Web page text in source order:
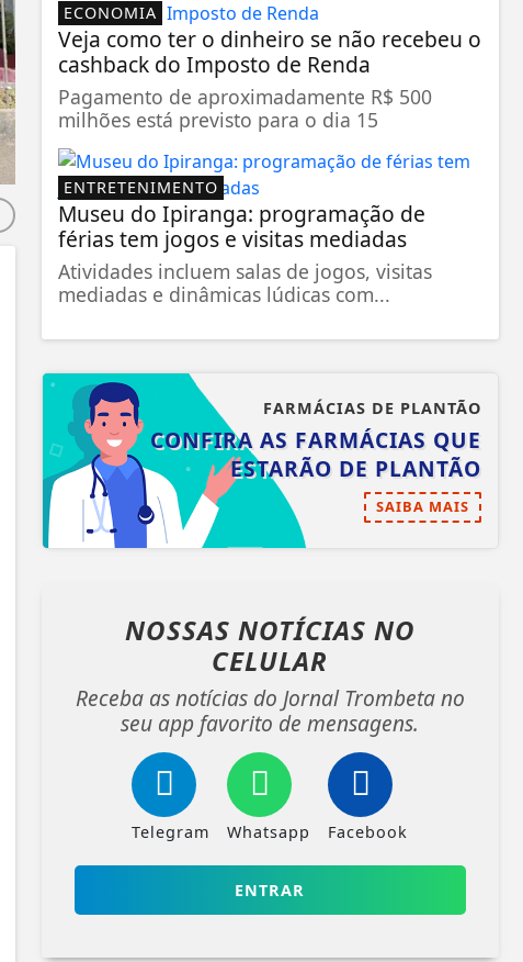
ECONOMIA
Veja como ter o dinheiro se não recebeu o
cashback do Imposto de Renda
Pagamento de aproximadamente R$ 500
milhões está previsto para o dia 15
ENTRETENIMENTO
Museu do Ipiranga: programação de
férias tem jogos e visitas mediadas
Atividades incluem salas de jogos, visitas
mediadas e dinâmicas lúdicas com...
FARMÁCIAS DE PLANTÃO
CONFIRA AS FARMÁCIAS QUE
ESTARÃO DE PLANTÃO
SAIBA MAIS
NOSSAS NOTÍCIAS NO
CELULAR
Receba as notícias do Jornal Trombeta no
seu app favorito de mensagens.
Telegram Whatsapp Facebook
ENTRAR